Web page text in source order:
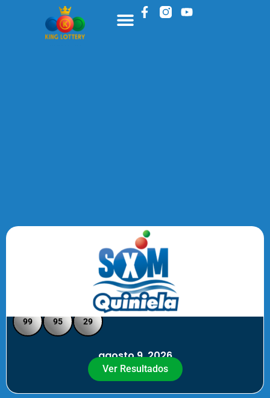
Quiniela SXM - Medio Día
99 95 29
agosto 9, 2026
Ver Resultados